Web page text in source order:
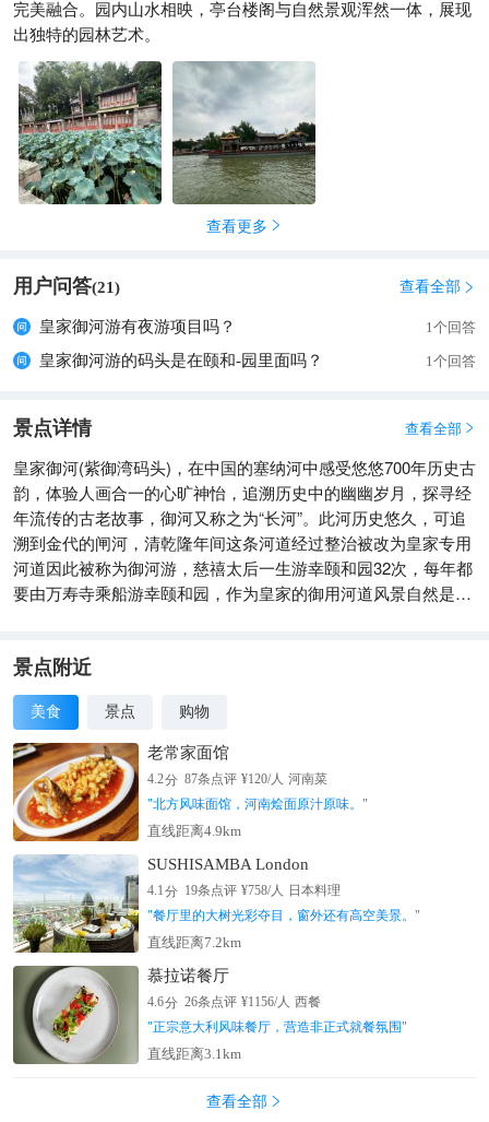
完美融合。园内山水相映，亭台楼阁与自然景观浑然一体，展现
出独特的园林艺术。
查看更多 
用户问答(21) 查看全部 
皇家御河游有夜游项目吗？ 1个回答
皇家御河游的码头是在颐和-园里面吗？ 1个回答
景点详情 查看全部 
皇家御河(紫御湾码头)，在中国的塞纳河中感受悠悠700年历史古
韵，体验人画合一的心旷神怡，追溯历史中的幽幽岁月，探寻经
年流传的古老故事，御河又称之为“长河”。此河历史悠久，可追
溯到金代的闸河，清乾隆年间这条河道经过整治被改为皇家专用
河道因此被称为御河游，慈禧太后一生游幸颐和园32次，每年都
要由万寿寺乘船游幸颐和园，作为皇家的御用河道风景自然是不
景点附近
美食 景点 购物
老常家面馆
4.2分 87条点评 ¥120/人 河南菜
"北方风味面馆，河南烩面原汁原味。 "
直线距离4.9km
SUSHISAMBA London
4.1分 19条点评 ¥758/人 日本料理
"餐厅里的大树光彩夺目，窗外还有高空美景。 "
直线距离7.2km
慕拉诺餐厅
4.6分 26条点评 ¥1156/人 西餐
"正宗意大利风味餐厅，营造非正式就餐氛围"
直线距离3.1km
查看全部 